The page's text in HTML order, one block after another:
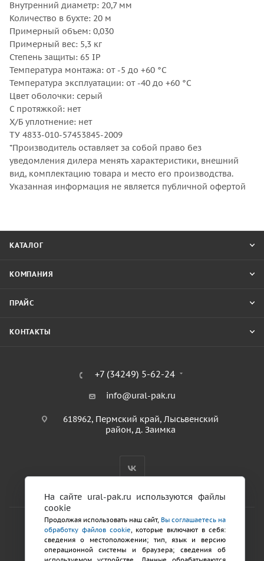
Внутренний диаметр: 20,7 мм
Количество в бухте: 20 м
Примерный объем: 0,030
Примерный вес: 5,3 кг
Степень защиты: 65 IP
Температура монтажа: от -5 до +60 °С
Температура эксплуатации: от -40 до +60 °С
Цвет оболочки: серый
С протяжкой: нет
Х/Б уплотнение: нет
ТУ 4833-010-57453845-2009
*Производитель оставляет за собой право без
уведомления дилера менять характеристики, внешний
вид, комплектацию товара и место его производства.
Указанная информация не является публичной офертой
КАТАЛОГ
КОМПАНИЯ
ПРАЙС
КОНТАКТЫ
+7 (34249) 5-62-24
info@ural-pak.ru
618962, Пермский край, Лысьвенский
район, д. Заимка
2026 © ООО «ТД Урал ПАК»
Политика конфиденциальности
На сайте ural-pak.ru используются файлы
cookie
Продолжая использовать наш сайт, Вы соглашаетесь на
обработку файлов cookie , которые включают в себя:
сведения о местоположении; тип, язык и версию
операционной системы и браузера; сведения об